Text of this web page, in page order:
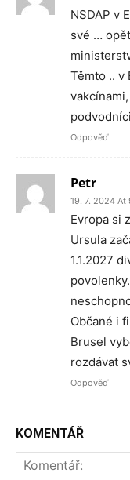
NSDAP v
své …
Těmto .. v
Odpověď
Petr
19. 7. 2024 At
Evropa si
Ursula
1.1.2027
Občané i
Brusel
rozdávat
Odpověď
KOMENTÁŘ